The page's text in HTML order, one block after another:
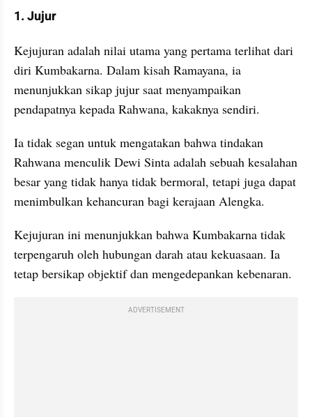
1. Jujur
Kejujuran adalah nilai utama yang pertama terlihat dari
diri Kumbakarna. Dalam kisah Ramayana, ia
menunjukkan sikap jujur saat menyampaikan
pendapatnya kepada Rahwana, kakaknya sendiri.
Ia tidak segan untuk mengatakan bahwa tindakan
Rahwana menculik Dewi Sinta adalah sebuah kesalahan
besar yang tidak hanya tidak bermoral, tetapi juga dapat
menimbulkan kehancuran bagi kerajaan Alengka.
Kejujuran ini menunjukkan bahwa Kumbakarna tidak
terpengaruh oleh hubungan darah atau kekuasaan. Ia
tetap bersikap objektif dan mengedepankan kebenaran.
ADVERTISEMENT